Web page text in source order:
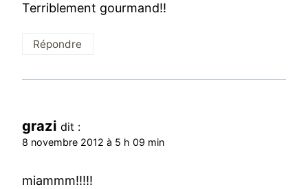
Terriblement gourmand!!
Répondre
grazi dit :
8 novembre 2012 à 5 h 09 min
miammm!!!!!